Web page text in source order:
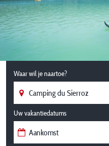
Waar wil je naartoe?
Uw vakantiedatums